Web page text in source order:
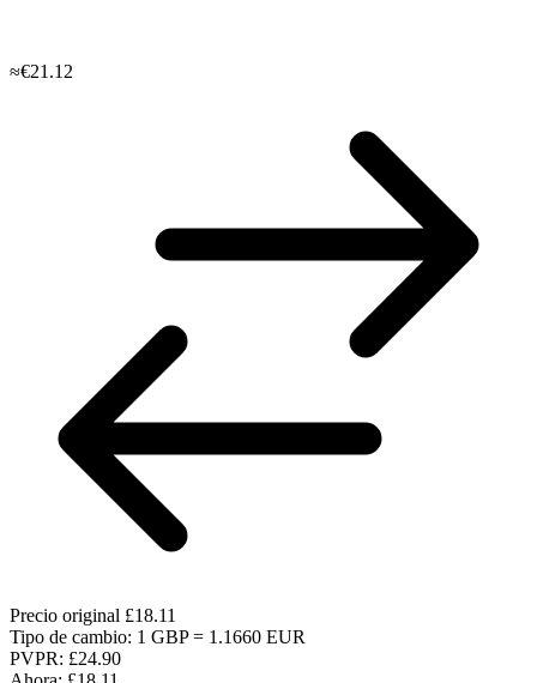
≈€21.12
Precio original £18.11
Tipo de cambio: 1 GBP = 1.1660 EUR
PVPR: £24.90